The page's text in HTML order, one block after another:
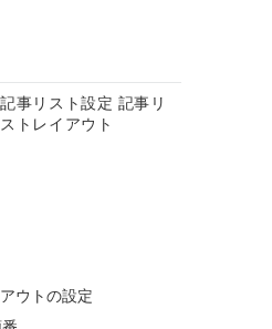
記事リスト設定 記事リ
ストレイアウト
ウトの設定